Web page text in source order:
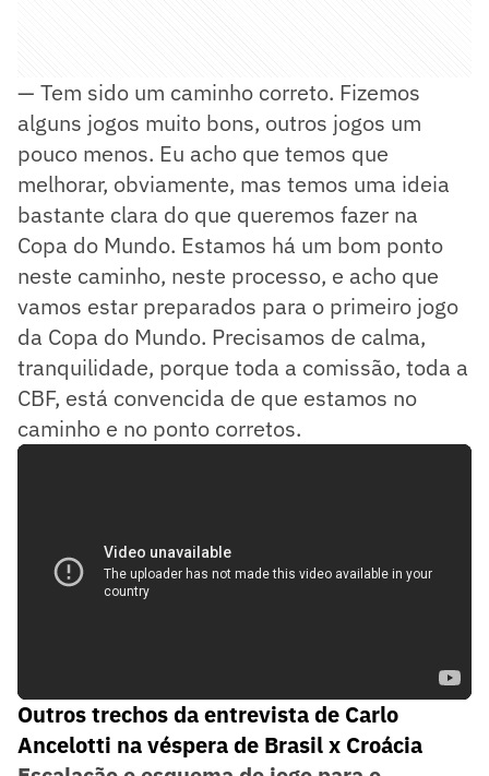
— Tem sido um caminho correto. Fizemos
alguns jogos muito bons, outros jogos um
pouco menos. Eu acho que temos que
melhorar, obviamente, mas temos uma ideia
bastante clara do que queremos fazer na
Copa do Mundo. Estamos há um bom ponto
neste caminho, neste processo, e acho que
vamos estar preparados para o primeiro jogo
da Copa do Mundo. Precisamos de calma,
tranquilidade, porque toda a comissão, toda a
CBF, está convencida de que estamos no
caminho e no ponto corretos.
Outros trechos da entrevista de Carlo
Ancelotti na véspera de Brasil x Croácia